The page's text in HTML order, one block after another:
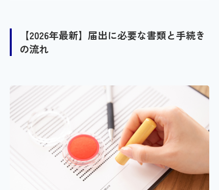
【2026年最新】届出に必要な書類と手続き
の流れ